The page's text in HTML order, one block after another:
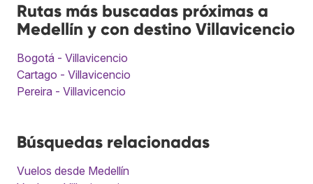
Rutas más buscadas próximas a
Medellín y con destino Villavicencio
Bogotá - Villavicencio
Cartago - Villavicencio
Pereira - Villavicencio
Búsquedas relacionadas
Vuelos desde Medellín